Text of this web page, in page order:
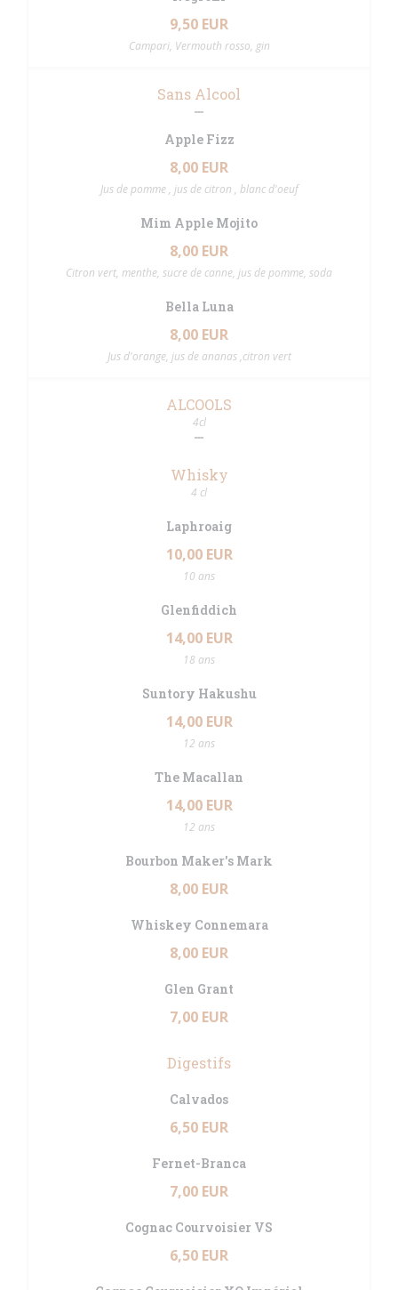
9,50 EUR
Campari, Vermouth rosso, gin
Sans Alcool
Apple Fizz
8,00 EUR
Jus de pomme , jus de citron , blanc d'oeuf
Mim Apple Mojito
8,00 EUR
Citron vert, menthe, sucre de canne, jus de pomme, soda
Bella Luna
8,00 EUR
Jus d'orange, jus de ananas ,citron vert
ALCOOLS
4cl
Whisky
4 cl
Laphroaig
10,00 EUR
10 ans
Glenfiddich
14,00 EUR
18 ans
Suntory Hakushu
14,00 EUR
12 ans
The Macallan
14,00 EUR
12 ans
Bourbon Maker's Mark
8,00 EUR
Whiskey Connemara
8,00 EUR
Glen Grant
7,00 EUR
Digestifs
Calvados
6,50 EUR
Fernet-Branca
7,00 EUR
Cognac Courvoisier VS
6,50 EUR